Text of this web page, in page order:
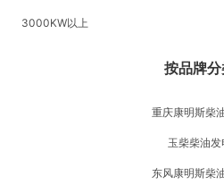
3000KW以上
按品牌
重庆康明斯柴
玉柴柴油发
东风康明斯柴